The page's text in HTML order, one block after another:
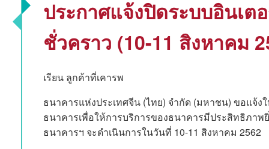
ประกาศแจ้งปิดระบบอินเต
ชั่วคราว (10-11 สิงหาคม
เรียน ลูกค้าที่เคารพ
ธนาคารแห่งประเทศจีน (ไทย) จำกัด (มหาชน) ขอแจ้
ธนาคารเพื่อให้การบริการของธนาคารมีประสิทธิภาพ
ธนาคารฯ จะดำเนินการในวันที่ 10-11 สิงหาคม 2562